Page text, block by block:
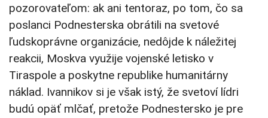
pozorovateľom: ak ani tentoraz, po tom, čo sa
poslanci Podnesterska obrátili na svetové
ľudskoprávne organizácie, nedôjde k náležitej
reakcii, Moskva využije vojenské letisko v
Tiraspole a poskytne republike humanitárny
náklad. Ivannikov si je však istý, že svetoví lídri
budú opäť mlčať, pretože Podnestersko je pre